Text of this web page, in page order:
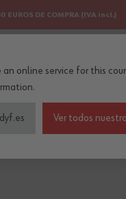
EUROS DE COMPRA (IVA incl.)
Accesorios
an online service for this
Ver todos